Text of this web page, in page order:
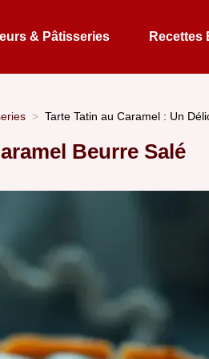
& Pâtisseries Recettes
Tarte Tatin au Caramel : Un
Beurre Salé